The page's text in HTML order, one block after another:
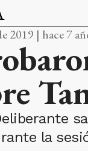
2019 | hace 7
la